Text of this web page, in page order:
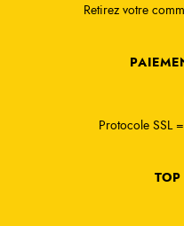
Retirez votre
Protocole SSL